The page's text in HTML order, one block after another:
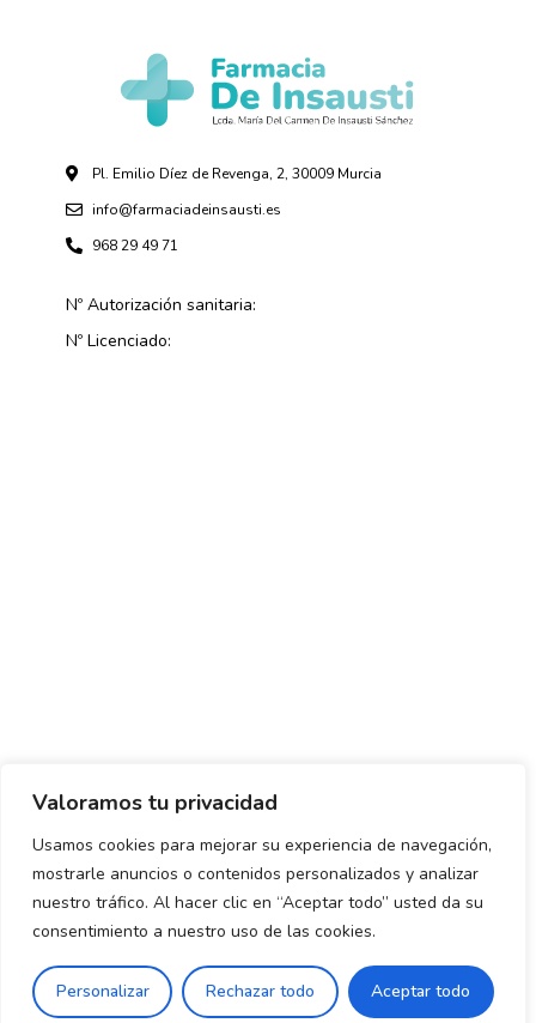
Valoramos tu privacidad
Usamos cookies para mejorar su experiencia de navegación,
mostrarle anuncios o contenidos personalizados y analizar
nuestro tráfico. Al hacer clic en “Aceptar todo” usted da su
consentimiento a nuestro uso de las cookies.
Personalizar Rechazar todo Aceptar todo
0
Pl. Emilio Díez de Revenga, 2, 30009 Murcia
info@farmaciadeinsausti.es
968 29 49 71
Nº Autorización sanitaria:
Nº Licenciado:
Política de envío y devoluciones Política de privacidad
Uso de cookies Aviso legal Términos y condiciones
Declaración de Accesibilidad